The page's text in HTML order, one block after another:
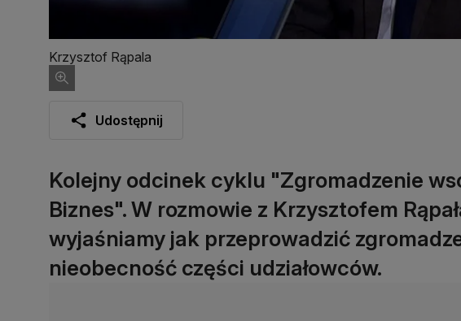
Krzysztof Rąpala
Udostępnij
Kolejny odcinek cyklu "Zgromadzenie
Biznes". W rozmowie z Krzysztofem
wyjaśniamy jak przeprowadzić
nieobecność części udziałowców.